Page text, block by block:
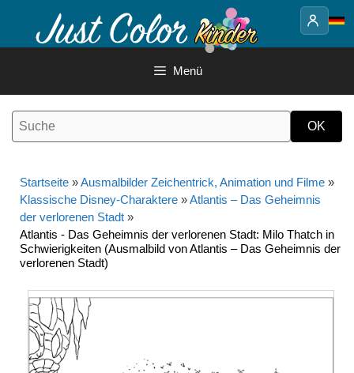
Inhalt
Menü
Startseite »Ausmalbilder Zeichentrick, Animation und Filme »
Klassische Disney-Charaktere »Atlantis – Das Geheimnis
der verlorenen Stadt »
Atlantis - Das Geheimnis der verlorenen Stadt: Milo Thatch in
Schwierigkeiten (Ausmalbild von Atlantis – Das Geheimnis der
verlorenen Stadt)